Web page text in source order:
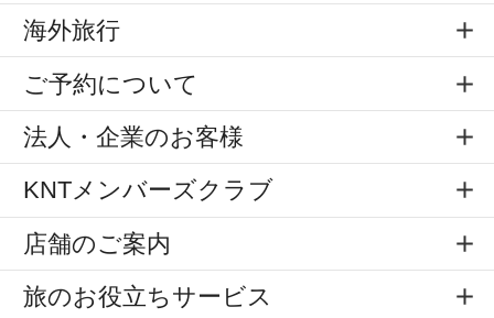
海外旅行
ご予約について
法人・企業のお客様
KNTメンバーズクラブ
店舗のご案内
旅のお役立ちサービス